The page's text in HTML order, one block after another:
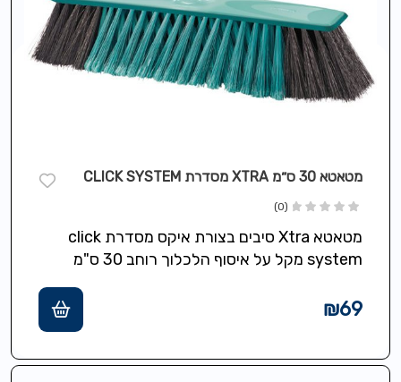
מטאטא 30 ס״מ XTRA מסדרת CLICK SYSTEM
(0)
מטאטא Xtra סיבים בצורת איקס מסדרת click
system מקל על איסוף הלכלוך רוחב 30 ס"מ
₪69